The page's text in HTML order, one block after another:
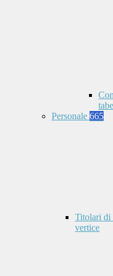
Personale 665
Titolari di
vertice